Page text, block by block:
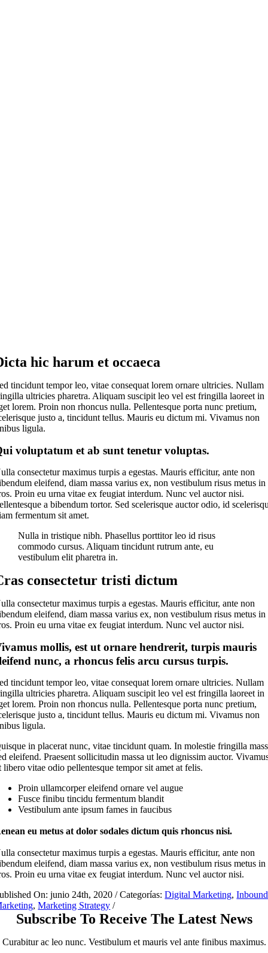
hic harum et occaeca
tincidunt tempor leo, vitae consequat lorem ornare ultricies. Nullam
ultricies pharetra. Aliquam suscipit leo vel est fringilla laoreet in
lorem. Proin non rhoncus nulla. Pellentesque porta nunc pretium,
justo a, tincidunt tellus. Mauris eu dictum mi. Vivamus non
ligula.
voluptatum et ab sunt tenetur voluptas.
consectetur maximus turpis a egestas. Mauris efficitur, ante non
eleifend, diam massa varius ex, non vestibulum risus metus in
Proin eu urna vitae ex feugiat interdum. Nunc vel auctor nisi.
a bibendum tortor. Sed scelerisque auctor odio, id
fermentum sit amet.
Nulla in tristique nibh. Phasellus porttitor leo id risus
commodo cursus. Aliquam tincidunt rutrum ante, eu
vestibulum elit pharetra in.
consectetur tristi dictum
consectetur maximus turpis a egestas. Mauris efficitur, ante non
eleifend, diam massa varius ex, non vestibulum risus metus in
Proin eu urna vitae ex feugiat interdum. Nunc vel auctor nisi.
mollis, est ut ornare hendrerit, turpis mauris
nunc, a rhoncus felis arcu cursus turpis.
tincidunt tempor leo, vitae consequat lorem ornare ultricies. Nullam
ultricies pharetra. Aliquam suscipit leo vel est fringilla laoreet in
lorem. Proin non rhoncus nulla. Pellentesque porta nunc pretium,
justo a, tincidunt tellus. Mauris eu dictum mi. Vivamus non
ligula.
in placerat nunc, vitae tincidunt quam. In molestie fringilla
eleifend. Praesent sollicitudin massa ut leo dignissim auctor.
libero vitae odio pellentesque tempor sit amet at felis.
Proin ullamcorper eleifend ornare vel augue
Fusce finibu tincidu fermentum blandit
Vestibulum ante ipsum fames in faucibus
eu metus at dolor sodales dictum quis rhoncus nisi.
consectetur maximus turpis a egestas. Mauris efficitur, ante non
eleifend, diam massa varius ex, non vestibulum risus metus in
Proin eu urna vitae ex feugiat interdum. Nunc vel auctor nisi.
On: junio 24th, 2020 /Categorías:Digital Marketing,Inbound
,Marketing Strategy /
Subscribe To Receive The Latest News
Curabitur ac leo nunc. Vestibulum et mauris vel ante finibus maximus.